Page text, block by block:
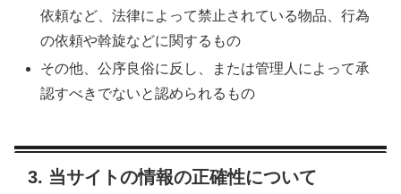
依頼など、法律によって禁止されている物品、行為
の依頼や斡旋などに関するもの
その他、公序良俗に反し、または管理人によって承
認すべきでないと認められるもの
3. 当サイトの情報の正確性について